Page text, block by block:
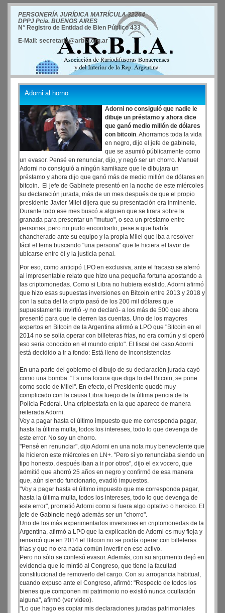
PERSONERÍA JURÍDICA MATRÍCULA 32264
DPPJ Pcia. BUENOS AIRES
N° Registro de Entidad de Bien Público 433
E-Mail: secretaria@arbia.org.ar
Adorni al horno
Adorni no consiguió que nadie le
dibuje un préstamo y ahora dice
que ganó medio millón de dólares
con bitcoin. Ahorramos toda la vida
en negro, dijo el jefe de gabinete,
que se asumió públicamente como
un evasor. Pensé en renunciar, dijo, y negó ser un chorro. Manuel
Adorni no consiguió a ningún kamikaze que le dibujara un
préstamo y ahora dijo que ganó más de medio millón de dólares en
bitcoin. El jefe de Gabinete presentó en la noche de este miércoles
su declaración jurada, más de un mes después de que el propio
presidente Javier Milei dijera que su presentación era inminente.
Durante todo ese mes buscó a alguien que se tirara sobre la
granada para presentar un "mutuo", o sea un préstamo entre
personas, pero no pudo encontrarlo, pese a que había
chancherado ante su equipo y la propia Milei que iba a resolver
fácil el tema buscando "una persona" que le hiciera el favor de
ubicarse entre él y la justicia penal.
Por eso, como anticipó LPO en exclusiva, ante el fracaso se aferró
al impresentable relato que hizo una pequeña fortuna apostando a
las criptomonedas. Como si Libra no hubiera existido. Adorni afirmó
que hizo esas supuestas inversiones en Bitcoin entre 2013 y 2018 y
con la suba del la cripto pasó de los 200 mil dólares que
supuestamente invirtió -y no declaró- a los más de 500 que ahora
presentó para que le cierren las cuentas. Uno de los mayores
expertos en Bitcoin de la Argentina afirmó a LPO que "Bitcoin en el
2014 no se solía operar con billeteras frías, no era común y si operó
eso seria conocido en el mundo cripto". El fiscal del caso Adorni
está decidido a ir a fondo: Está lleno de inconsistencias
En una parte del gobierno el dibujo de su declaración jurada cayó
como una bomba: "Es una locura que diga lo del Bitcoin, se pone
como socio de Milei". En efecto, el Presidente quedó muy
complicado con la causa Libra luego de la última pericia de la
Policía Federal. Una criptoestafa en la que aparece de manera
reiterada Adorni.
Voy a pagar hasta el último impuesto que me corresponda pagar,
hasta la última multa, todos los intereses, todo lo que devenga de
este error. No soy un chorro.
"Pensé en renunciar", dijo Adorni en una nota muy benevolente que
le hicieron este miércoles en LN+. "Pero sí yo renunciaba siendo un
tipo honesto, después iban a ir por otros", dijo el ex vocero, que
admitió que ahorró 25 años en negro y confirmó de esa manera
que, aún siendo funcionario, evadió impuestos.
"Voy a pagar hasta el último impuesto que me corresponda pagar,
hasta la última multa, todos los intereses, todo lo que devenga de
este error", prometió Adorni como si fuera algo optativo o heroico. El
jefe de Gabinete negó además ser un "chorro".
Uno de los más experimentados inversores en criptomonedas de la
Argentina, afirmó a LPO que la explicación de Adorni es muy floja y
remarcó que en 2014 el Bitcoin no se podía operar con billeteras
frías y que no era nada común invertir en ese activo.
Pero no sólo se confesó evasor. Además, con su argumento dejó en
evidencia que le mintió al Congreso, que tiene la facultad
constitucional de removerlo del cargo. Con su arrogancia habitual,
cuando expuso ante el Congreso, afirmó: "Respecto de todos los
bienes que componen mi patrimonio no existió nunca ocultación
alguna", afirmó (ver video).
"Lo que hago es copiar mis declaraciones juradas patrimoniales